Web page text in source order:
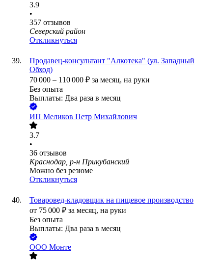
3.9
•
357 отзывов
Северский район
Откликнуться
Продавец-консультант "Алкотека" (ул. Западный
Обход)
70 000 – 110 000 ₽ за месяц, на руки
Без опыта
Выплаты: Два раза в месяц
ИП Меликов Петр Михайлович
3.7
•
36 отзывов
Краснодар, р-н Прикубанский
Можно без резюме
Откликнуться
Товаровед-кладовщик на пищевое производство
от 75 000 ₽ за месяц, на руки
Без опыта
Выплаты: Два раза в месяц
ООО Монте